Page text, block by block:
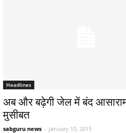
Headlines
अब और बढ़ेगी जेल में बंद
मुसीबत
sabguru news - January 10, 2015